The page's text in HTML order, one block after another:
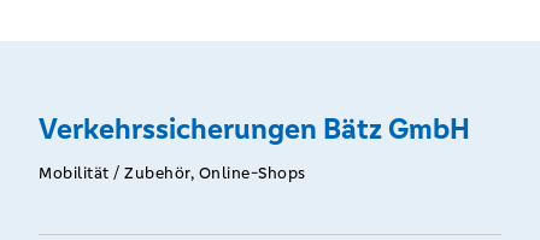
Bankkarte" ein.)
Verkehrssicherungen Bätz GmbH
Mobilität / Zubehör, Online-Shops